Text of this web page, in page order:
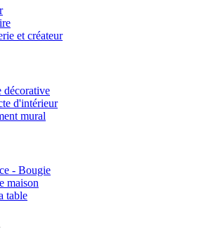
et créateur
décorative
d'intérieur
mural
- Bougie
maison
table